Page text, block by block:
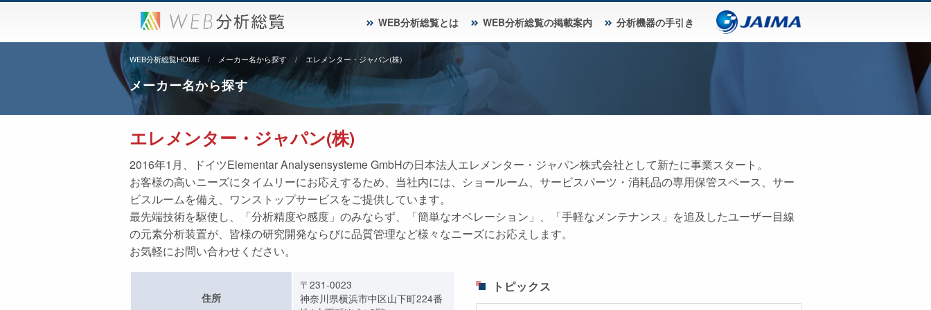
WEB分析総覧とは WEB分析総覧の掲載案内 分析機器の手引き
WEB分析総覧HOME メーカー名から探す エレメンター・ジャパン(株)
メーカー名から探す
エレメンター・ジャパン(株)
2016年1月、ドイツElementar Analysensysteme GmbHの日本法人エレメンター・ジャパン株式会社として新たに事業スタート。
お客様の高いニーズにタイムリーにお応えするため、当社内には、ショールーム、サービスパーツ・消耗品の専用保管スペース、サー
ビスルームを備え、ワンストップサービスをご提供しています。
最先端技術を駆使し、「分析精度や感度」のみならず、「簡単なオペレーション」、「手軽なメンテナンス」を追及したユーザー目線
の元素分析装置が、皆様の研究開発ならびに品質管理など様々なニーズにお応えします。
お気軽にお問い合わせください。
住所
〒231-0023
神奈川県横浜市中区山下町224番
トピックス